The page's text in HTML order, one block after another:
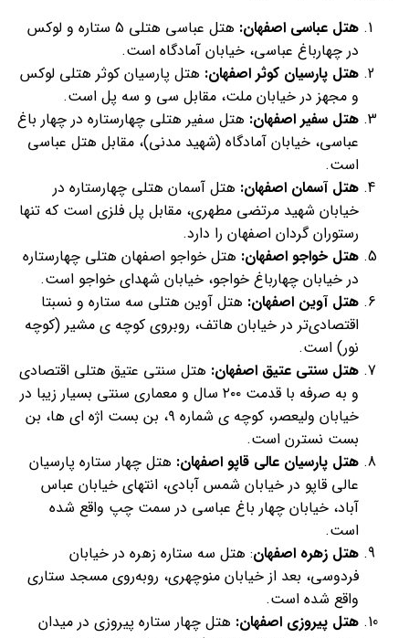
هتل عباسی اصفهان:
هتل عباسی هتلی ۵ ستاره و لوکس
در چهارباغ عباسی، خیابان آمادگاه است.
هتل پارسیان کوثر اصفهان: هتل پارسیان کوثر هتلی لوکس
و مجهز در خیابان ملت، مقابل سی و سه پل است.
هتل سفیر اصفهان: هتل سفیر هتلی چهارستاره در چهار باغ
عباسی، خیابان آمادگاه (شهید مدنی)، مقابل هتل عباسی
است.
هتل آسمان اصفهان: هتل آسمان هتلی چهارستاره در
خیابان شهید مرتضی مطهری، مقابل پل فلزی است که تنها
رستوران گردان اصفهان را دارد.
هتل خواجو اصفهان: هتل خواجو اصفهان هتلی چهارستاره
در خیابان چهارباغ خواجو، خیابان شهدای خواجو است.
هتل آوین اصفهان: هتل آوین هتلی سه ستاره و نسبتا
اقتصادی‌تر در خیابان هاتف، روبروی کوچه ی مشیر (کوچه
نور) است.
هتل سنتی عتیق اصفهان: هتل سنتی عتیق هتلی اقتصادی
و به صرفه با قدمت ۲۰۰ سال و معماری سنتی بسیار زیبا در
خیابان ولیعصر، کوچه ی شماره ۹، بن بست اژه ای ها، بن
بست نسترن است.
هتل پارسیان عالی قاپو اصفهان: هتل چهار ستاره پارسیان
عالی قاپو در خیابان شمس آبادی، انتهای خیابان عباس
آباد، خیابان چهار باغ عباسی در سمت چپ واقع شده
است.
هتل زهره اصفهان: هتل سه ستاره زهره در خیابان
فردوسی، بعد از خیابان منوچهری، روبه‌روی مسجد ستاری
واقع شده است.
هتل پیروزی اصفهان: هتل چهار ستاره پیروزی در میدان